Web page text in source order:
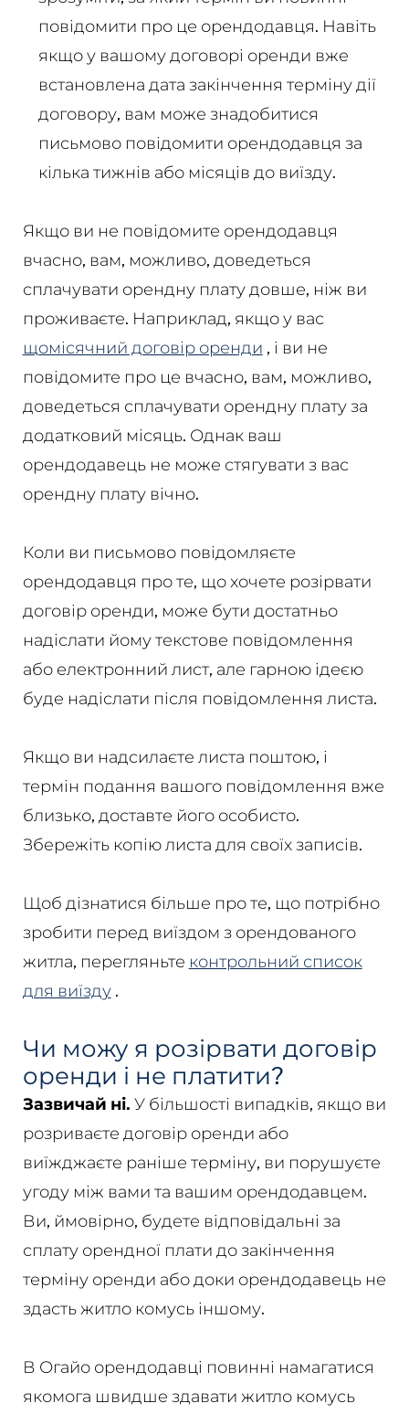
повідомити про це орендодавця. Навіть
якщо у вашому договорі оренди вже
встановлена дата закінчення терміну дії
договору, вам може знадобитися
письмово повідомити орендодавця за
кілька тижнів або місяців до виїзду.
Якщо ви не повідомите орендодавця
вчасно, вам, можливо, доведеться
сплачувати орендну плату довше, ніж ви
проживаєте. Наприклад, якщо у вас
щомісячний договір оренди , і ви не
повідомите про це вчасно, вам, можливо,
доведеться сплачувати орендну плату за
додатковий місяць. Однак ваш
орендодавець не може стягувати з вас
орендну плату вічно.
Коли ви письмово повідомляєте
орендодавця про те, що хочете розірвати
договір оренди, може бути достатньо
надіслати йому текстове повідомлення
або електронний лист, але гарною ідеєю
буде надіслати після повідомлення листа.
Якщо ви надсилаєте листа поштою, і
термін подання вашого повідомлення вже
близько, доставте його особисто.
Збережіть копію листа для своїх записів.
Щоб дізнатися більше про те, що потрібно
зробити перед виїздом з орендованого
житла, перегляньте контрольний список
для виїзду.
Чи можу я розірвати договір
оренди і не платити?
Зазвичай ні. У більшості випадків, якщо ви
розриваєте договір оренди або
виїжджаєте раніше терміну, ви порушуєте
угоду між вами та вашим орендодавцем.
Ви, ймовірно, будете відповідальні за
сплату орендної плати до закінчення
терміну оренди або доки орендодавець не
здасть житло комусь іншому.
В Огайо орендодавці повинні намагатися
якомога швидше здавати житло комусь